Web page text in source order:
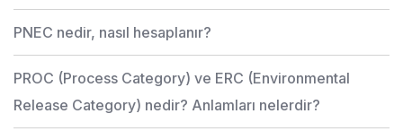
PNEC nedir, nasıl hesaplanır?
PROC (Process Category) ve ERC (Environmental
Release Category) nedir? Anlamları nelerdir?